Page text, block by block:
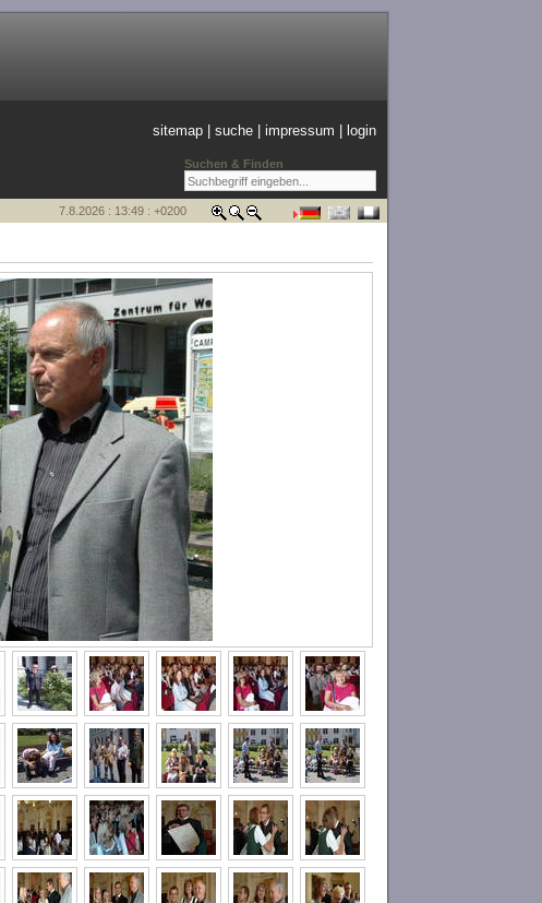
Suchen & Finden
sitemap |suche |impressum login
7.8.2026 : 13:49 : +0200